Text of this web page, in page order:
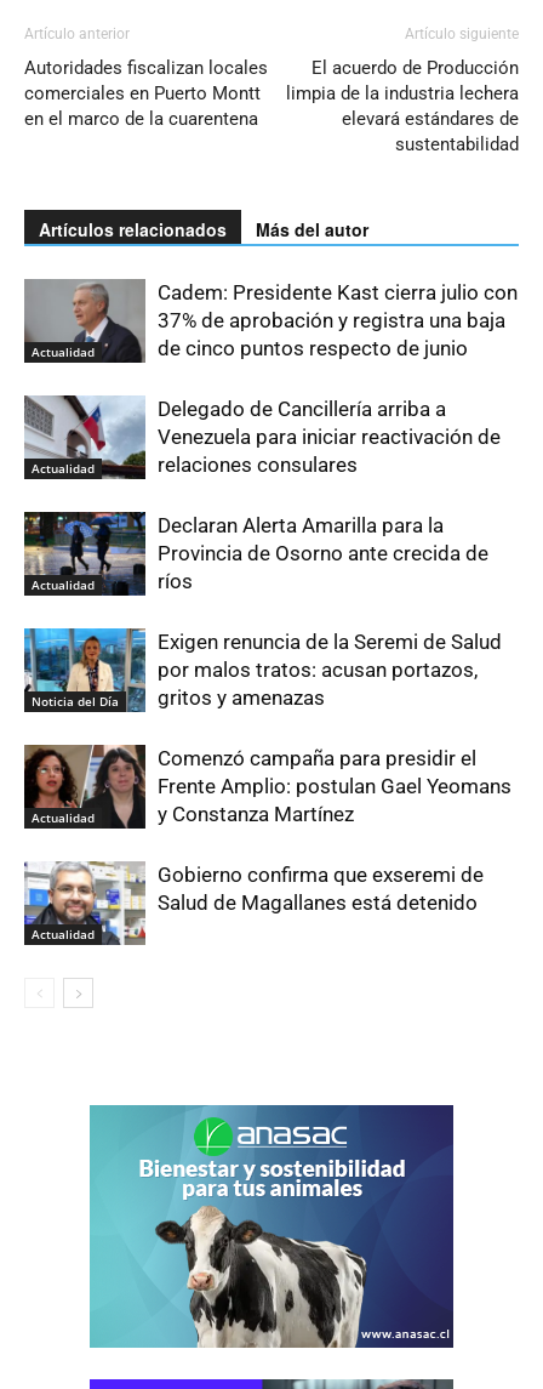
Artículo anterior
Autoridades fiscalizan locales
comerciales en Puerto Montt
en el marco de la cuarentena
Artículo siguiente
El acuerdo de Producción
limpia de la industria lechera
elevará estándares de
sustentabilidad
Artículos relacionados Más del autor
Actualidad
Cadem: Presidente Kast cierra julio con
37% de aprobación y registra una baja
de cinco puntos respecto de junio
Actualidad
Delegado de Cancillería arriba a
Venezuela para iniciar reactivación de
relaciones consulares
Actualidad
Declaran Alerta Amarilla para la
Provincia de Osorno ante crecida de
ríos
Noticia del Día
Exigen renuncia de la Seremi de Salud
por malos tratos: acusan portazos,
gritos y amenazas
Actualidad
Comenzó campaña para presidir el
Frente Amplio: postulan Gael Yeomans
y Constanza Martínez
Actualidad
Gobierno confirma que exseremi de
Salud de Magallanes está detenido